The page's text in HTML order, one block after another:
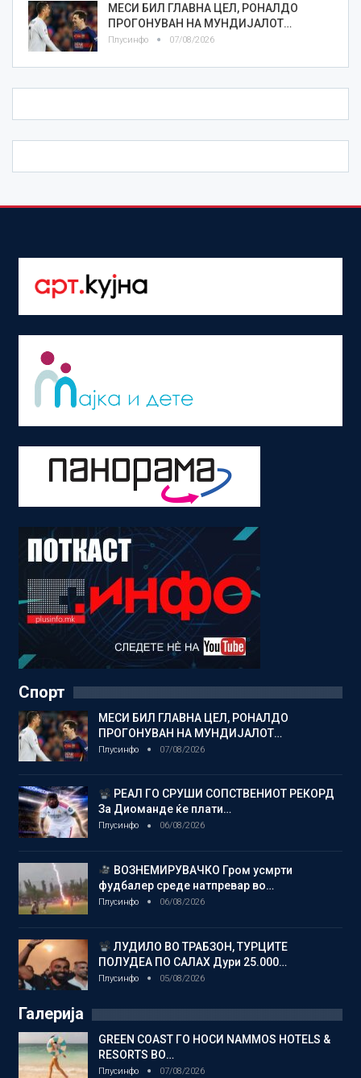
МЕСИ БИЛ ГЛАВНА ЦЕЛ, РОНАЛДО
ПРОГОНУВАН НА МУНДИЈАЛОТ…
Плусинфо 07/08/2026
Спорт
МЕСИ БИЛ ГЛАВНА ЦЕЛ, РОНАЛДО
ПРОГОНУВАН НА МУНДИЈАЛОТ…
Плусинфо 07/08/2026
РЕАЛ ГО СРУШИ СОПСТВЕНИОТ РЕКОРД
За Диоманде ќе плати…
Плусинфо 06/08/2026
ВОЗНЕМИРУВАЧКО Гром усмрти
фудбалер среде натпревар во…
Плусинфо 06/08/2026
ЛУДИЛО ВО ТРАБЗОН, ТУРЦИТЕ
ПОЛУДЕА ПО САЛАХ Дури 25.000…
Плусинфо 05/08/2026
Галерија
GREEN COAST ГО НОСИ NAMMOS HOTELS &
RESORTS ВО…
Плусинфо 07/08/2026